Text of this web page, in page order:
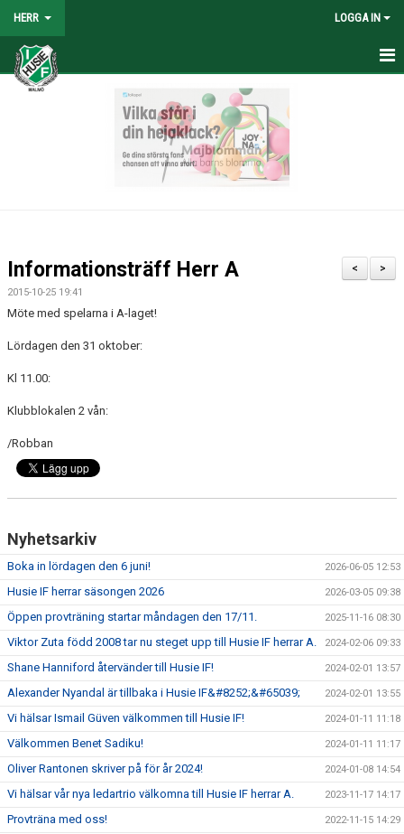
HERR LOGGA IN
HEM
MATCHER
BILDGALLERI
>
<
Informationsträff Herr A
2015-10-25 19:41
Möte med spelarna i A-laget!
Lördagen den 31 oktober:
Kl 11.00:
Klubblokalen 2 vån:
/Robban
Nyhetsarkiv
Boka in lördagen den 6 juni! 2026-06-05 12:53
Husie IF herrar säsongen 2026 2026-03-05 09:38
Öppen provträning startar måndagen den 17/11. 2025-11-16 08:30
Viktor Zuta född 2008 tar nu steget upp till Husie IF herrar A. 2024-02-06 09:33
Shane Hanniford återvänder till Husie IF! 2024-02-01 13:57
Alexander Nyandal är tillbaka i Husie IF&#8252;&#65039; 2024-02-01 13:55
Vi hälsar Ismail Güven välkommen till Husie IF! 2024-01-11 11:18
Välkommen Benet Sadiku! 2024-01-11 11:17
Oliver Rantonen skriver på för år 2024! 2024-01-08 14:54
Vi hälsar vår nya ledartrio välkomna till Husie IF herrar A. 2023-11-17 14:17
Provträna med oss! 2022-11-15 14:29